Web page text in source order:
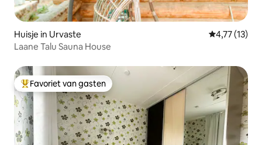
Huisje in Urvaste Gemiddelde
4,77 (13)
Laane Talu Sauna House
Topfavoriet van gasten
Favoriet van gasten